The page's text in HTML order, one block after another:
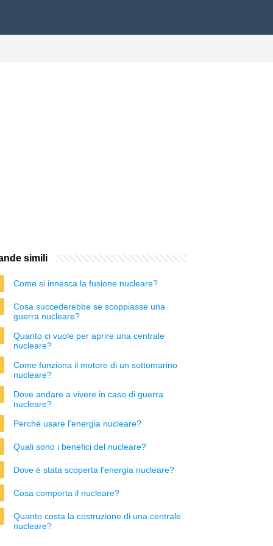
simili
Come si innesca la fusione nucleare?
Cosa succederebbe se scoppiasse una
guerra nucleare?
Quanto ci vuole per aprire una centrale
nucleare?
Come funziona il motore di un sottomarino
nucleare?
Dove andare a vivere in caso di guerra
nucleare?
Perché usare l'energia nucleare?
Quali sono i benefici del nucleare?
Dove è stata scoperta l'energia nucleare?
Cosa comporta il nucleare?
Quanto costa la costruzione di una centrale
nucleare?